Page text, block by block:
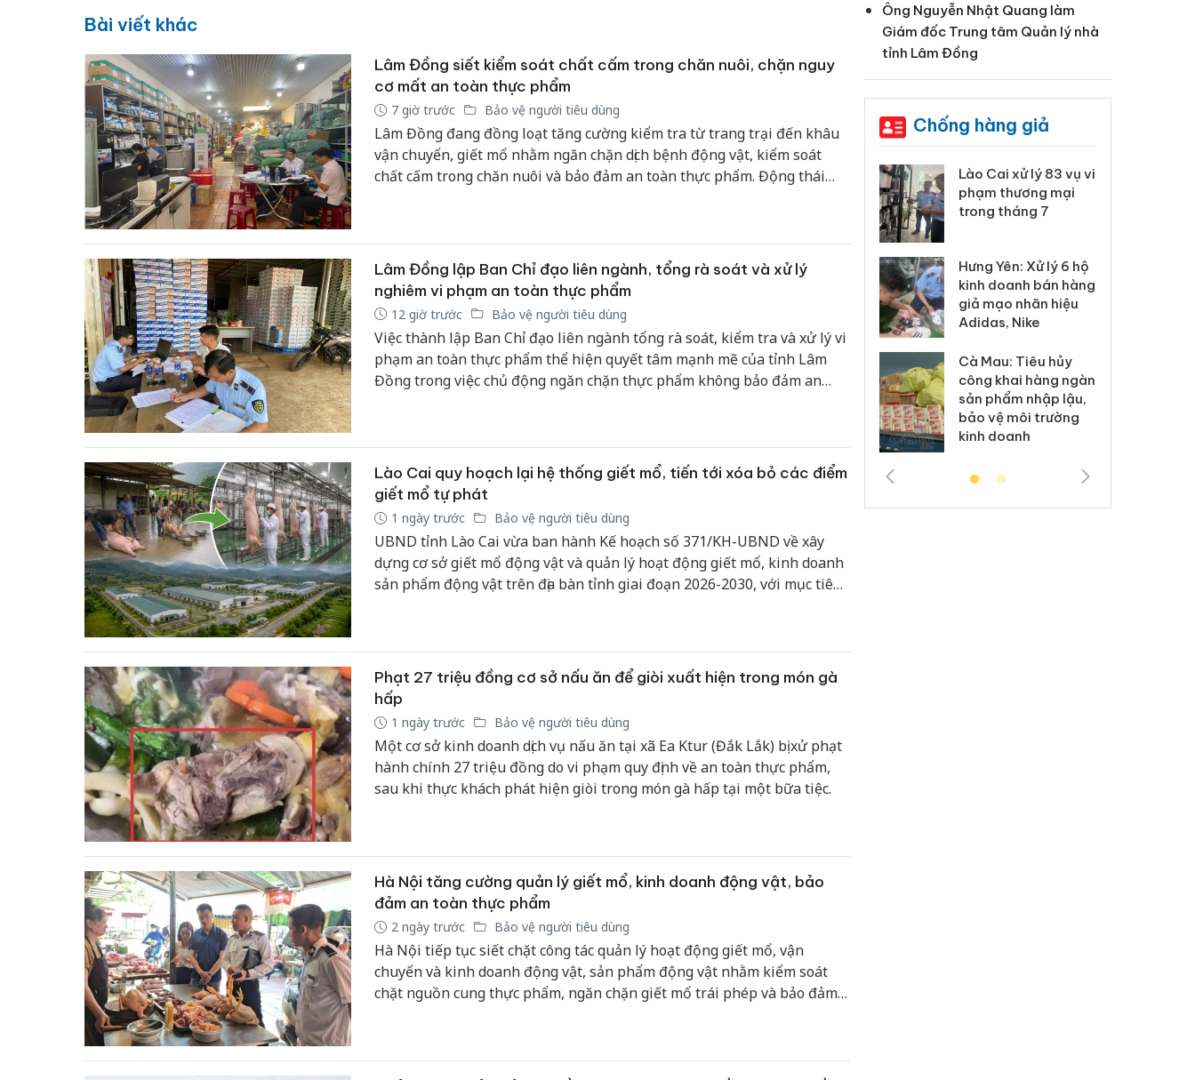
Bài viết khác
Lâm Đồng siết kiểm soát chất cấm trong chăn nuôi, chặn nguy
cơ mất an toàn thực phẩm
7 giờ trước Bảo vệ người tiêu dùng
Lâm Đồng đang đồng loạt tăng cường kiểm tra từ trang trại đến khâu
vận chuyển, giết mổ nhằm ngăn chặn dịch bệnh động vật, kiểm soát
chất cấm trong chăn nuôi và bảo đảm an toàn thực phẩm. Động thái
toàn, bền vững.
Lâm Đồng lập Ban Chỉ đạo liên ngành, tổng rà soát và xử lý
nghiêm vi phạm an toàn thực phẩm
12 giờ trước Bảo vệ người tiêu dùng
Việc thành lập Ban Chỉ đạo liên ngành tổng rà soát, kiểm tra và xử lý vi
phạm an toàn thực phẩm thể hiện quyết tâm mạnh mẽ của tỉnh Lâm
Đồng trong việc chủ động ngăn chặn thực phẩm không bảo đảm an
Lào Cai quy hoạch lại hệ thống giết mổ, tiến tới xóa bỏ các điểm
giết mổ tự phát
1 ngày trước Bảo vệ người tiêu dùng
UBND tỉnh Lào Cai vừa ban hành Kế hoạch số 371/KH-UBND về xây
dựng cơ sở giết mổ động vật và quản lý hoạt động giết mổ, kinh doanh
sản phẩm động vật trên địa bàn tỉnh giai đoạn 2026-2030, với mục tiêu
đồng thời xử lý dứt điểm các điểm giết mổ tự phát vào năm 2030.
Phạt 27 triệu đồng cơ sở nấu ăn để giòi xuất hiện trong món gà
hấp
1 ngày trước Bảo vệ người tiêu dùng
Một cơ sở kinh doanh dịch vụ nấu ăn tại xã Ea Ktur (Đắk Lắk) bị xử phạt
hành chính 27 triệu đồng do vi phạm quy định về an toàn thực phẩm,
sau khi thực khách phát hiện giòi trong món gà hấp tại một bữa tiệc.
Hà Nội tăng cường quản lý giết mổ, kinh doanh động vật, bảo
đảm an toàn thực phẩm
2 ngày trước Bảo vệ người tiêu dùng
Hà Nội tiếp tục siết chặt công tác quản lý hoạt động giết mổ, vận
chuyển và kinh doanh động vật, sản phẩm động vật nhằm kiểm soát
chặt nguồn cung thực phẩm, ngăn chặn giết mổ trái phép và bảo đảm
Ông Nguyễn Nhật Quang làm
Giám đốc Trung tâm Quản lý nhà
tỉnh Lâm Đồng
Chống hàng giả
Công an Thanh Hóa
Thanh Hóa: Tìm bị
An Giang: Đối tượng
chủ mưu đường dây
Lào Cai xử lý 83 vụ vi
phạm thương mại
trong tháng 7
Hưng Yên: Xử lý 6 hộ
kinh doanh bán hàng
giả mạo nhãn hiệu
Adidas, Nike
Cà Mau: Tiêu hủy
công khai hàng ngàn
sản phẩm nhập lậu,
bảo vệ môi trường
kinh doanh